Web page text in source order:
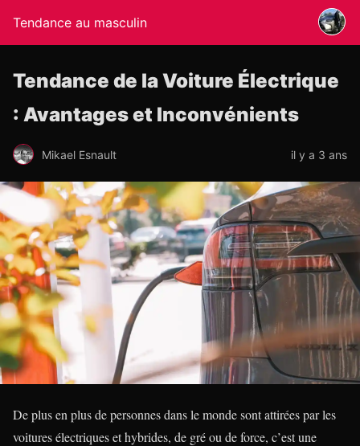
Tendance au masculin
Tendance de la Voiture Électrique
: Avantages et Inconvénients
Mikael Esnault il y a 3 ans
De plus en plus de personnes dans le monde sont attirées par les
voitures électriques et hybrides, de gré ou de force, c’est une